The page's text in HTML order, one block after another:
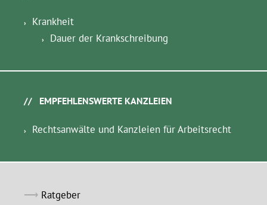
Krankheit
Dauer der Krankschreibung
EMPFEHLENSWERTE KANZLEIEN
Rechtsanwälte und Kanzleien für Arbeitsrecht
Ratgeber